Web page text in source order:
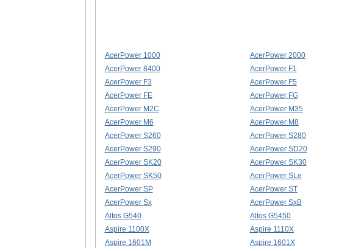
AcerPower 1000 AcerPower 2000
AcerPower 8400
AcerPower F1
AcerPower F3
AcerPower F5
AcerPower FE
AcerPower FG
AcerPower M2C
AcerPower M35
AcerPower M6
AcerPower M8
AcerPower S260
AcerPower S280
AcerPower S290
AcerPower SD20
AcerPower SK20
AcerPower SK30
AcerPower SK50
AcerPower SLe
AcerPower SP
AcerPower ST
AcerPower Sx
AcerPower SxB
Altos G540
Altos G5450
Aspire 1100X
Aspire 1110X
Aspire 1601M
Aspire 1601X